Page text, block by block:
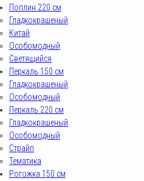
Поплин 220 см
Гладкокрашеный
Китай
Особомодный
Светящийся
Перкаль 150 см
Гладкокрашеный
Особомодный
Перкаль 220 см
Гладкокрашеный
Особомодный
Страйп
Тематика
Рогожка 150 см